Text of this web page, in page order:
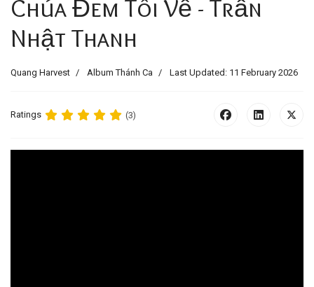
Chúa Đem Tôi Về - Trần
Nhật Thanh
Quang Harvest Album Thánh Ca Last Updated: 11 February 2026
Ratings (3)